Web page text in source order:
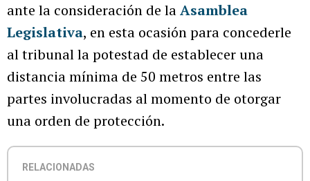
ante la consideración de laAsamblea
Legislativa, en esta ocasión para concederle
al tribunal la potestad de establecer una
distancia mínima de 50 metros entre las
partes involucradas al momento de otorgar
una orden de protección.
RELACIONADAS